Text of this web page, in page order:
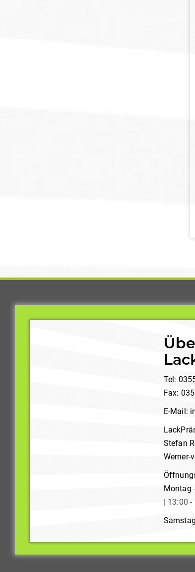
Tel:
Fax:
E-Mail:
Stefan
Werner-
Montag
| 13:00 -